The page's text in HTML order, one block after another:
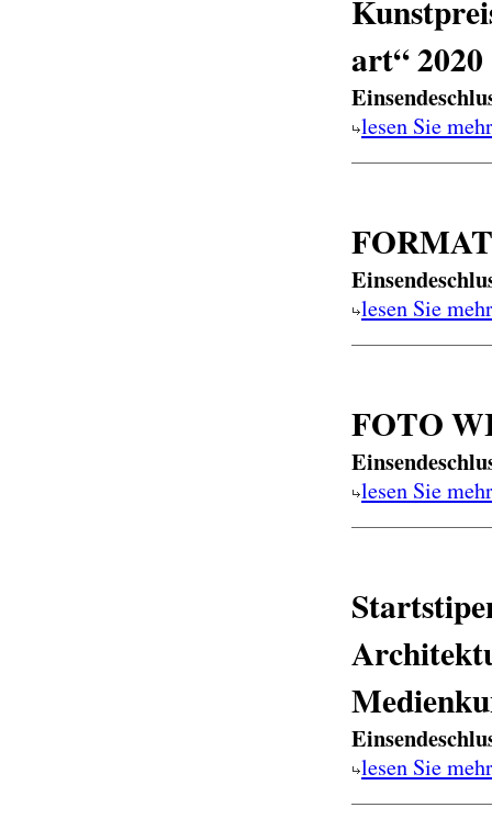
art“ 2020
lesen Sie mehr
lesen Sie mehr
FOTO
lesen Sie mehr
lesen Sie mehr